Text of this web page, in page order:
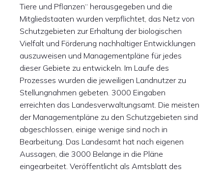
Tiere und Pflanzen“ herausgegeben und die
Mitgliedstaaten wurden verpflichtet, das Netz von
Schutzgebieten zur Erhaltung der biologischen
Vielfalt und Förderung nachhaltiger Entwicklungen
auszuweisen und Managementpläne für jedes
dieser Gebiete zu entwickeln. Im Laufe des
Prozesses wurden die jeweiligen Landnutzer zu
Stellungnahmen gebeten. 3000 Eingaben
erreichten das Landesverwaltungsamt. Die meisten
der Managementpläne zu den Schutzgebieten sind
abgeschlossen, einige wenige sind noch in
Bearbeitung. Das Landesamt hat nach eigenen
Aussagen, die 3000 Belange in die Pläne
eingearbeitet. Veröffentlicht als Amtsblatt des